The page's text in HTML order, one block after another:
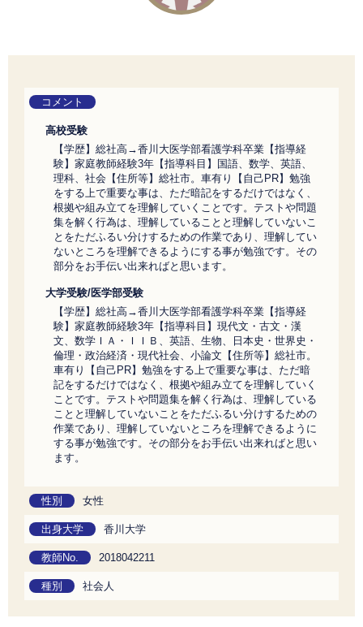
コメント
高校受験
【学歴】総社高→香川大医学部看護学科卒業【指導経
験】家庭教師経験3年【指導科目】国語、数学、英語、
理科、社会【住所等】総社市。車有り【自己PR】勉強
をする上で重要な事は、ただ暗記をするだけではなく、
根拠や組み立てを理解していくことです。テストや問題
集を解く行為は、理解していることと理解していないこ
とをただふるい分けするための作業であり、理解してい
ないところを理解できるようにする事が勉強です。その
部分をお手伝い出来ればと思います。
大学受験/医学部受験
【学歴】総社高→香川大医学部看護学科卒業【指導経
験】家庭教師経験3年【指導科目】現代文・古文・漢
文、数学ＩＡ・ＩＩＢ、英語、生物、日本史・世界史・
倫理・政治経済・現代社会、小論文【住所等】総社市。
車有り【自己PR】勉強をする上で重要な事は、ただ暗
記をするだけではなく、根拠や組み立てを理解していく
ことです。テストや問題集を解く行為は、理解している
ことと理解していないことをただふるい分けするための
作業であり、理解していないところを理解できるように
する事が勉強です。その部分をお手伝い出来ればと思い
ます。
性別 女性
出身大学 香川大学
教師No. 2018042211
種別 社会人